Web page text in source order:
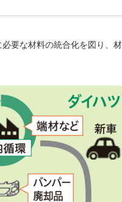
要な材料の統合化を図り、材